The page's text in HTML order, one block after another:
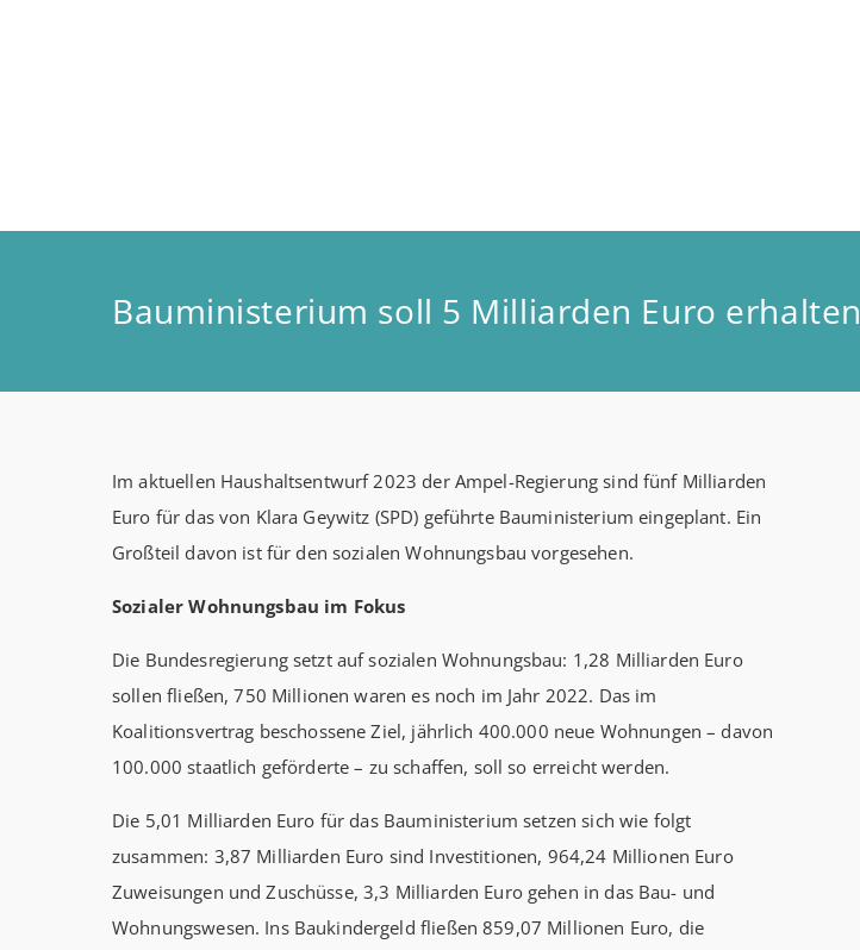
Bauministerium soll 5 Milliarden Euro erhalten
Im aktuellen Haushaltsentwurf 2023 der Ampel-Regierung sind fünf Milliarden
Euro für das von Klara Geywitz (SPD) geführte Bauministerium eingeplant. Ein
Großteil davon ist für den sozialen Wohnungsbau vorgesehen.
Sozialer Wohnungsbau im Fokus
Die Bundesregierung setzt auf sozialen Wohnungsbau: 1,28 Milliarden Euro
sollen fließen, 750 Millionen waren es noch im Jahr 2022. Das im
Koalitionsvertrag beschossene Ziel, jährlich 400.000 neue Wohnungen – davon
100.000 staatlich geförderte – zu schaffen, soll so erreicht werden.
Die 5,01 Milliarden Euro für das Bauministerium setzen sich wie folgt
zusammen: 3,87 Milliarden Euro sind Investitionen, 964,24 Millionen Euro
Zuweisungen und Zuschüsse, 3,3 Milliarden Euro gehen in das Bau- und
Wohnungswesen. Ins Baukindergeld fließen 859,07 Millionen Euro, die